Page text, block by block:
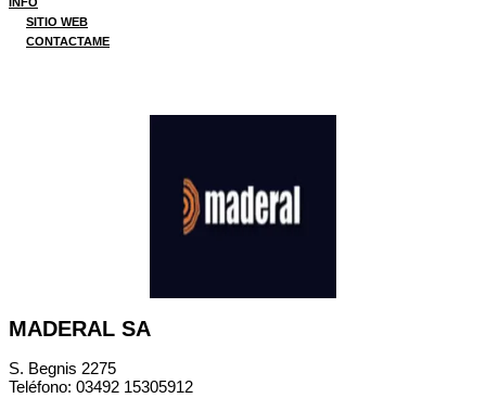
SITIO WEB
CONTACTAME
MADERAL SA
S. Begnis 2275
Teléfono: 03492 15305912